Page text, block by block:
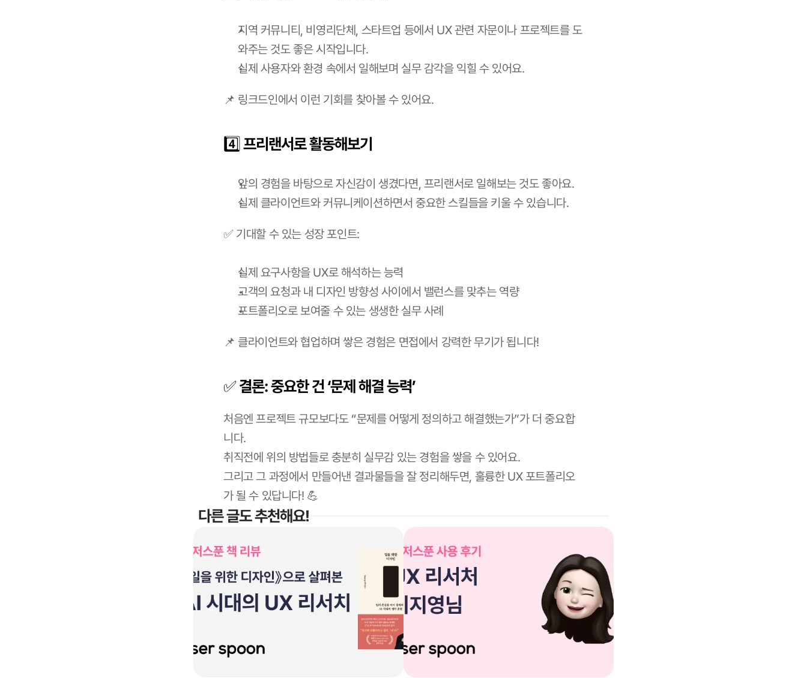
지역 커뮤니티, 비영리단체, 스타트업 등에서 UX 관련 자문이나 프로젝트를 도
와주는 것도 좋은 시작입니다.
실제 사용자와 환경 속에서 일해보며 실무 감각을 익힐 수 있어요.
📌 링크드인에서 이런 기회를 찾아볼 수 있어요.
4️⃣ 프리랜서로 활동해보기
앞의 경험을 바탕으로 자신감이 생겼다면, 프리랜서로 일해보는 것도 좋아요.
실제 클라이언트와 커뮤니케이션하면서 중요한 스킬들을 키울 수 있습니다.
✅ 기대할 수 있는 성장 포인트:
실제 요구사항을 UX로 해석하는 능력
고객의 요청과 내 디자인 방향성 사이에서 밸런스를 맞추는 역량
포트폴리오로 보여줄 수 있는 생생한 실무 사례
📌 클라이언트와 협업하며 쌓은 경험은 면접에서 강력한 무기가 됩니다!
✅ 결론: 중요한 건 ‘문제 해결 능력’
처음엔 프로젝트 규모보다도 “문제를 어떻게 정의하고 해결했는가”가 더 중요합
니다.
취직전에 위의 방법들로 충분히 실무감 있는 경험을 쌓을 수 있어요.
그리고 그 과정에서 만들어낸 결과물들을 잘 정리해두면, 훌륭한 UX 포트폴리오
가 될 수 있답니다! 💪
다른 글도 추천해요!